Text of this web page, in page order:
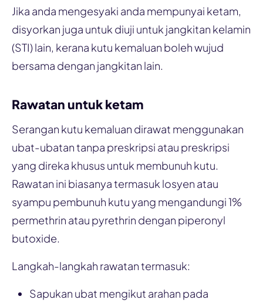
Jika anda mengesyaki anda mempunyai ketam,
disyorkan juga untuk diuji untuk jangkitan kelamin
(STI) lain, kerana kutu kemaluan boleh wujud
bersama dengan jangkitan lain.
Rawatan untuk ketam
Serangan kutu kemaluan dirawat menggunakan
ubat-ubatan tanpa preskripsi atau preskripsi
yang direka khusus untuk membunuh kutu.
Rawatan ini biasanya termasuk losyen atau
syampu pembunuh kutu yang mengandungi 1%
permethrin atau pyrethrin dengan piperonyl
butoxide.
Langkah-langkah rawatan termasuk:
Sapukan ubat mengikut arahan pada